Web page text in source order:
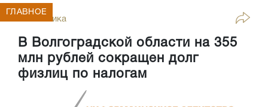
Экономика
В Волгоградской области на 355
млн рублей сокращен долг
физлиц по налогам
ГЛАВНОЕ